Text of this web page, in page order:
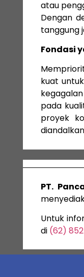
atau
Dengan
tanggung
Fondasi
kuat
pada
proyek
PT.
Untuk
di (62)